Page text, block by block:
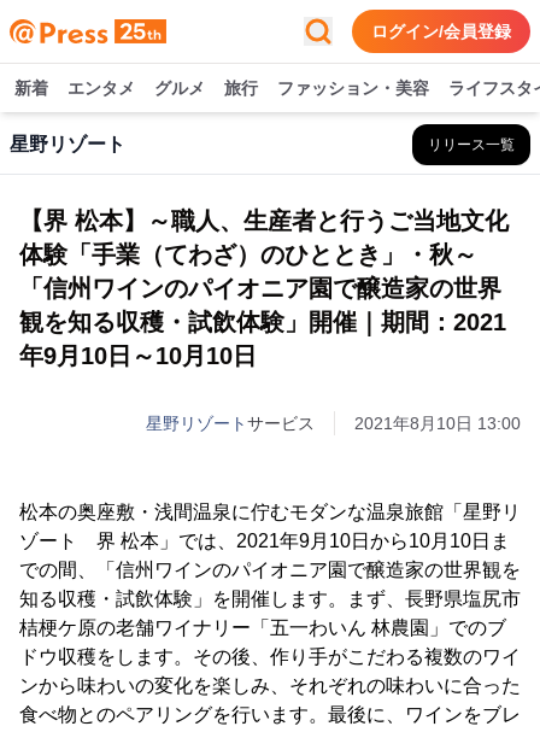
ログイン/会員登録
新着 エンタメ グルメ 旅行 ファッション・美容 ライフスタ
星野リゾート リリース一覧
【界 松本】～職人、生産者と行うご当地文化
体験「手業（てわざ）のひととき」・秋～
「信州ワインのパイオニア園で醸造家の世界
観を知る収穫・試飲体験」開催｜期間：2021
年9月10日～10月10日
星野リゾートサービス 2021年8月10日 13:00
松本の奥座敷・浅間温泉に佇むモダンな温泉旅館「星野リ
ゾート 界 松本」では、2021年9月10日から10月10日ま
での間、「信州ワインのパイオニア園で醸造家の世界観を
知る収穫・試飲体験」を開催します。まず、長野県塩尻市
桔梗ケ原の老舗ワイナリー「五一わいん 林農園」でのブ
ドウ収穫をします。その後、作り手がこだわる複数のワイ
ンから味わいの変化を楽しみ、それぞれの味わいに合った
食べ物とのペアリングを行います。最後に、ワインをブレ